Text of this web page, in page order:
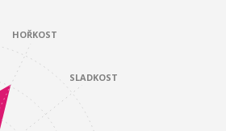
HOŘKOST
SLADKOST